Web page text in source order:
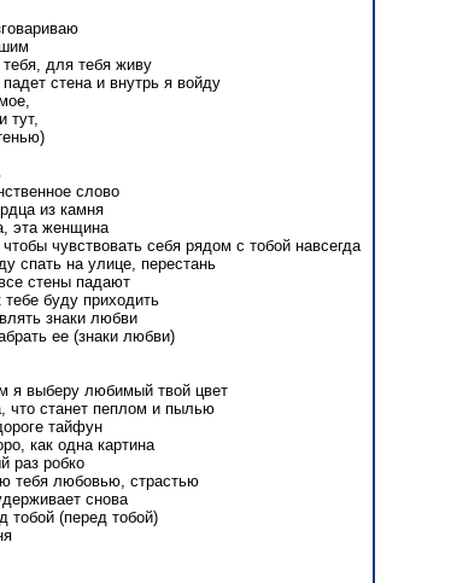
для тебя живу
стена и внутрь я войду
тут,
слово
из камня
эта женщина
чувствовать себя рядом с тобой навсегда
спать на улице, перестань
стены падают
буду приходить
знаки любви
ее (знаки любви)
я выберу любимый твой цвет
что станет пеплом и пылью
тайфун
как одна картина
раз робко
тебя любовью, страстью
снова
тобой (перед тобой)